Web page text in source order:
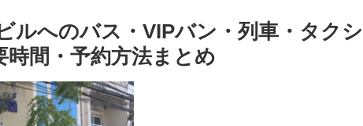
ルへのバス・VIPバン・列車・タクシ
時間・予約方法まとめ